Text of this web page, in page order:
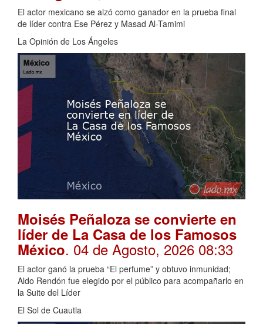
El actor mexicano se alzó como ganador en la prueba final
de líder contra Ese Pérez y Masad Al-Tamimi
La Opinión de Los Ángeles
Moisés Peñaloza se convierte en
líder de La Casa de los Famosos
México. 04 de Agosto, 2026 08:33
El actor ganó la prueba “El perfume” y obtuvo inmunidad;
Aldo Rendón fue elegido por el público para acompañarlo en
la Suite del Líder
El Sol de Cuautla